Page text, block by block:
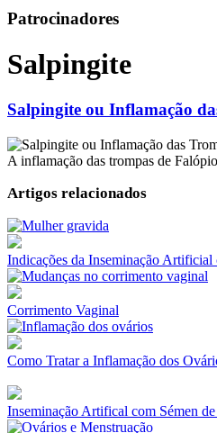
Patrocinadores
Salpingite
Salpingite ou Inflamação
A inflamação das trompas de
Artigos relacionados
Indicações da Inseminação
Corrimento Vaginal
Como Tratar a Inflamação dos
Inseminação Artifical com Sémen